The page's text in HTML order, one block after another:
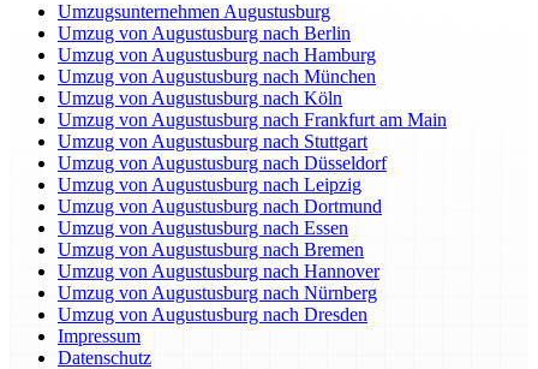
Umzugsunternehmen Augustusburg
Umzug von Augustusburg nach Berlin
Umzug von Augustusburg nach Hamburg
Umzug von Augustusburg nach München
Umzug von Augustusburg nach Köln
Umzug von Augustusburg nach Frankfurt am Main
Umzug von Augustusburg nach Stuttgart
Umzug von Augustusburg nach Düsseldorf
Umzug von Augustusburg nach Leipzig
Umzug von Augustusburg nach Dortmund
Umzug von Augustusburg nach Essen
Umzug von Augustusburg nach Bremen
Umzug von Augustusburg nach Hannover
Umzug von Augustusburg nach Nürnberg
Umzug von Augustusburg nach Dresden
Impressum
Datenschutz